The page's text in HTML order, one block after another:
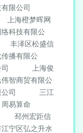
限公司
上海橙梦晖网
科技有限公
丰泽区松盛信
播有限公
上海俊
智商贸有限公
司
三江
周易算命
邳州宏距信
宁区弘之升水